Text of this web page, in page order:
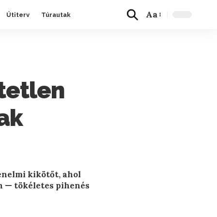
Útiterv Túrautak Aa
kikötőt, ahol
— tökéletes pihenés